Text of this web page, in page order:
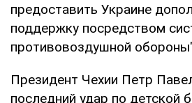
предоставить Украине
поддержку посредством
противовоздушной
Президент Чехии Петр
последний удар по детской